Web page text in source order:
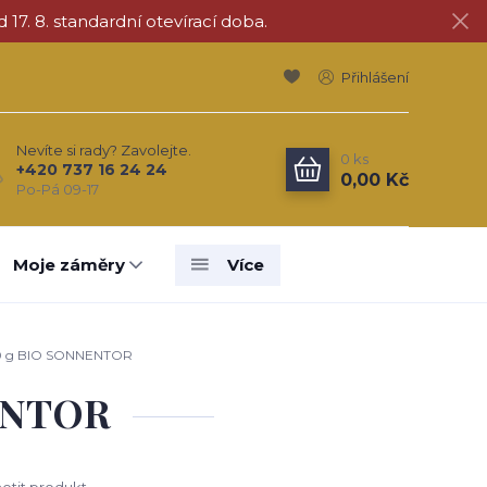
17. 8. standardní otevírací doba.
Přihlášení
Nevíte si rady? Zavolejte.
+420 737 16 24 24
Po-Pá 09-17
0 ks
0,00 Kč
Moje záměry Více
BIO SONNENTOR